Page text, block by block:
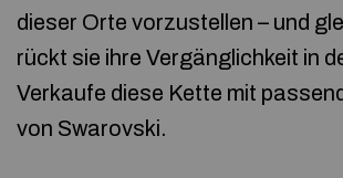
dieser Orte vorzustellen – und
rückt sie ihre Vergänglichkeit in
Verkaufe diese Kette mit
von Swarovski.